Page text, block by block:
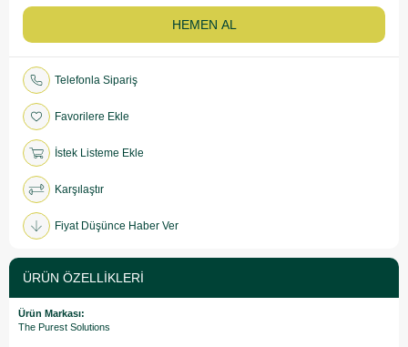
Telefonla Sipariş
Favorilere Ekle
İstek Listeme Ekle
Karşılaştır
Fiyat Düşünce Haber Ver
ÜRÜN ÖZELLIKLERI
Ürün Markası:
The Purest Solutions